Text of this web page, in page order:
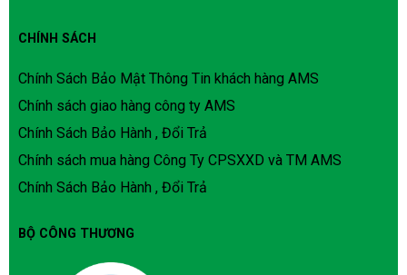
CHÍNH SÁCH
Chính Sách Bảo Mật Thông Tin khách hàng AMS
Chính sách giao hàng công ty AMS
Chính Sách Bảo Hành , Đổi Trả
Chính sách mua hàng Công Ty CPSXXD và TM AMS
Chính Sách Bảo Hành , Đổi Trả
BỘ CÔNG THƯƠNG